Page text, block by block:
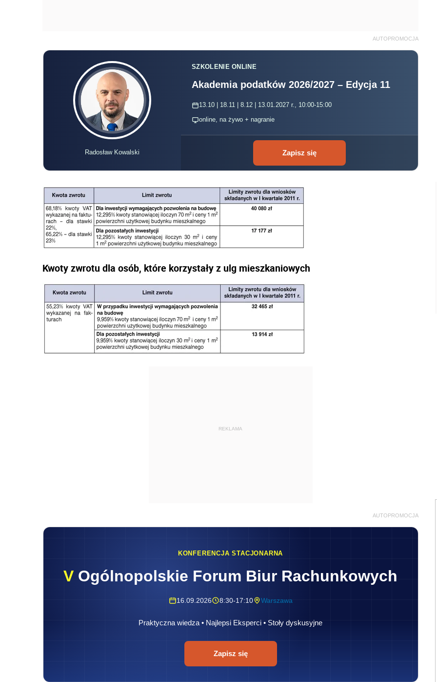
AUTOPROMOCJA
Radosław Kowalski
SZKOLENIE ONLINE
Akademia podatków 2026/2027 – Edycja 11
13.10 | 18.11 | 8.12 | 13.01.2027 r., 10:00-15:00
online, na żywo + nagranie
Zapisz się
Kwoty zwrotu dla osób, które korzystały z ulg mieszkaniowych
REKLAMA
AUTOPROMOCJA
KONFERENCJA STACJONARNA
V Ogólnopolskie Forum Biur Rachunkowych
16.09.2026 8:30-17:10 Warszawa
Praktyczna wiedza • Najlepsi Eksperci • Stoły dyskusyjne
Zapisz się